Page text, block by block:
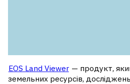
EOS Land Viewer — продукт,
земельних ресурсів,